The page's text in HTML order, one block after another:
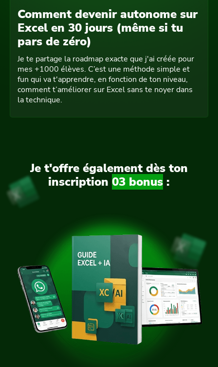
Comment devenir autonome sur
Excel en 30 jours (même si tu
pars de zéro)
Je te partage la roadmap exacte que j'ai créée pour
mes +1000 élèves. C’est une méthode simple et
fun qui va t'apprendre, en fonction de ton niveau,
comment t’améliorer sur Excel sans te noyer dans
la technique.
Je t'offre également dès ton
inscription 03 bonus :